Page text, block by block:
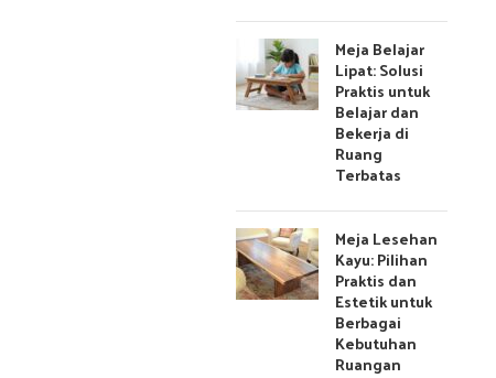
Meja Belajar
Lipat: Solusi
Praktis untuk
Belajar dan
Bekerja di
Ruang
Terbatas
Meja Lesehan
Kayu: Pilihan
Praktis dan
Estetik untuk
Berbagai
Kebutuhan
Ruangan